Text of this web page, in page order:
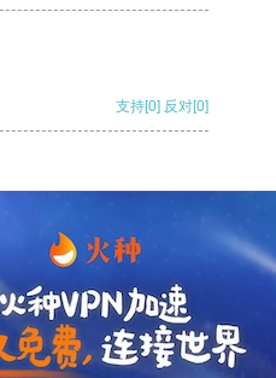
支持[0] 反对[0]
支持 [0] 反对[0]